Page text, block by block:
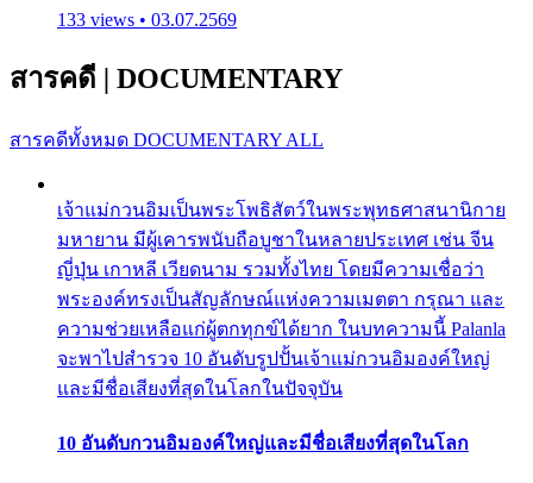
133 views • 03.07.2569
สารคดี | DOCUMENTARY
สารคดีทั้งหมด DOCUMENTARY ALL
เจ้าแม่กวนอิมเป็นพระโพธิสัตว์ในพระพุทธศาสนานิกาย
มหายาน มีผู้เคารพนับถือบูชาในหลายประเทศ เช่น จีน
ญี่ปุ่น เกาหลี เวียดนาม รวมทั้งไทย โดยมีความเชื่อว่า
พระองค์ทรงเป็นสัญลักษณ์แห่งความเมตตา กรุณา และ
ความช่วยเหลือแก่ผู้ตกทุกข์ได้ยาก ในบทความนี้ Palanla
จะพาไปสำรวจ 10 อันดับรูปปั้นเจ้าแม่กวนอิมองค์ใหญ่
และมีชื่อเสียงที่สุดในโลกในปัจจุบัน
10 อันดับกวนอิมองค์ใหญ่และมีชื่อเสียงที่สุดในโลก